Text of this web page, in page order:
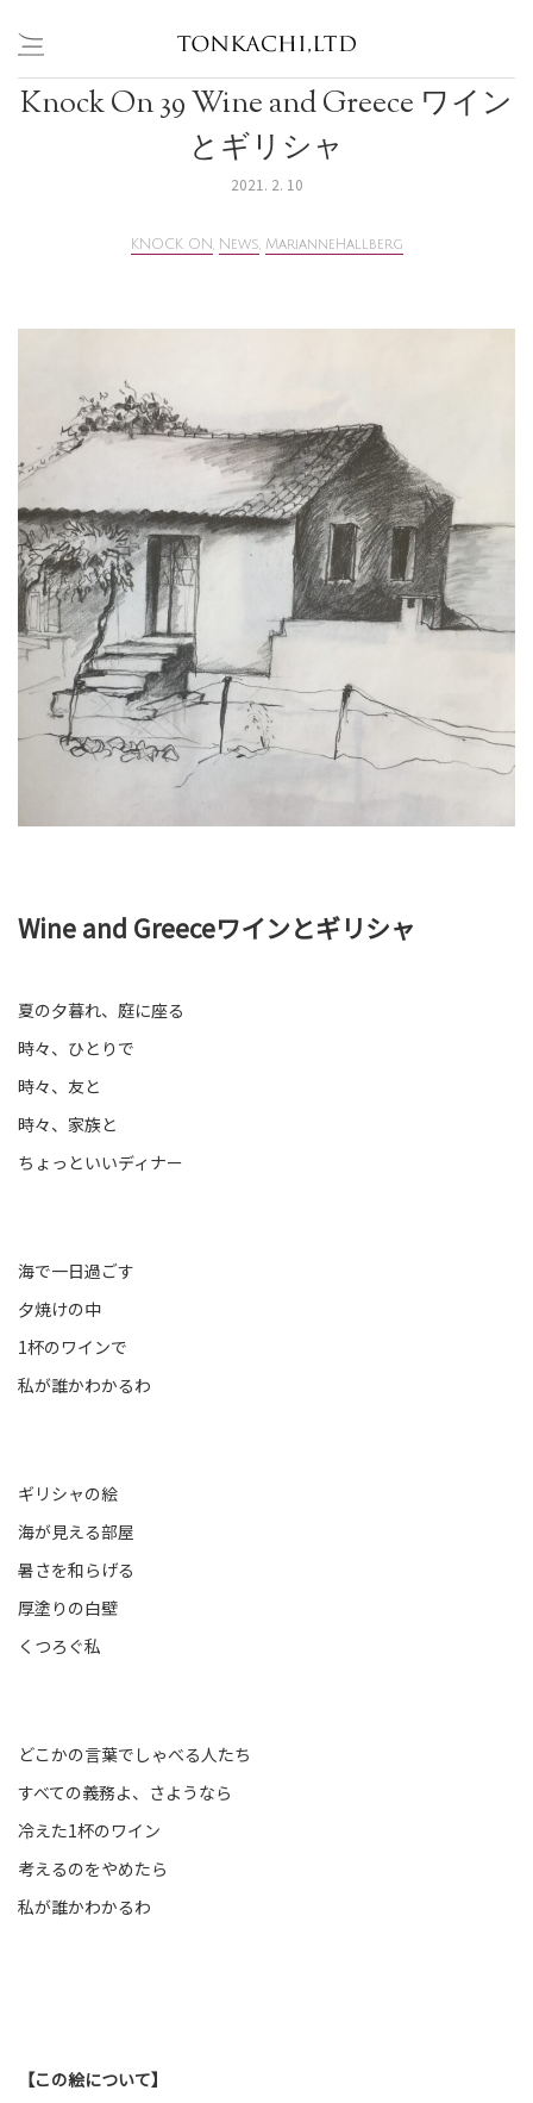
SkipKnock On 39 Wine and Greece ワイン
とギリシャ
2021. 2. 10
KNOCK ON, News, MarianneHallberg
Wine and Greeceワインとギリシャ
夏の夕暮れ、庭に座る
時々、ひとりで
時々、友と
時々、家族と
ちょっといいディナー
海で一日過ごす
夕焼けの中
1杯のワインで
私が誰かわかるわ
ギリシャの絵
海が見える部屋
暑さを和らげる
厚塗りの白壁
くつろぐ私
どこかの言葉でしゃべる人たち
すべての義務よ、さようなら
冷えた1杯のワイン
考えるのをやめたら
私が誰かわかるわ
【この絵について】